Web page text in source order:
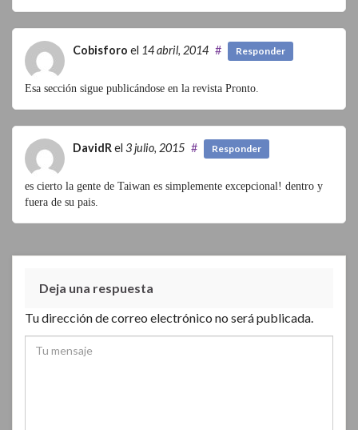
Cobisforo el 14 abril, 2014 # Responder
Esa sección sigue publicándose en la revista Pronto.
DavidR el 3 julio, 2015 # Responder
es cierto la gente de Taiwan es simplemente excepcional! dentro y
fuera de su pais.
Deja una respuesta
Tu dirección de correo electrónico no será publicada.